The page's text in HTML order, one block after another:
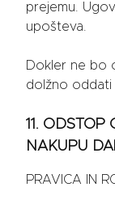
prejemu.
upošteva.
Dokler ne bo
dolžno
11. ODSTOP
NAKUPU
PRAVICA IN